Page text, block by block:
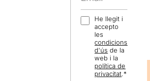
He llegit i
accepto
les
condicions
d'ús de la
web i la
política de
privacitat.*